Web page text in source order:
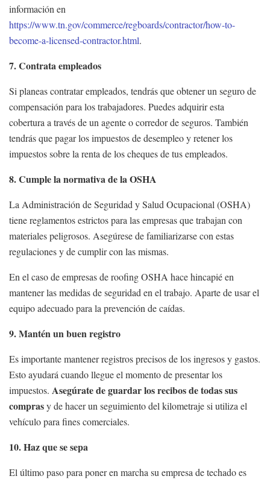
información en
https://www.tn.gov/commerce/regboards/contractor/how-to-
become-a-licensed-contractor.html.
7. Contrata empleados
Si planeas contratar empleados, tendrás que obtener un seguro de
compensación para los trabajadores. Puedes adquirir esta
cobertura a través de un agente o corredor de seguros. También
tendrás que pagar los impuestos de desempleo y retener los
impuestos sobre la renta de los cheques de tus empleados.
8. Cumple la normativa de la OSHA
La Administración de Seguridad y Salud Ocupacional (OSHA)
tiene reglamentos estrictos para las empresas que trabajan con
materiales peligrosos. Asegúrese de familiarizarse con estas
regulaciones y de cumplir con las mismas.
En el caso de empresas de roofing OSHA hace hincapié en
mantener las medidas de seguridad en el trabajo. Aparte de usar el
equipo adecuado para la prevención de caídas.
9. Mantén un buen registro
Es importante mantener registros precisos de los ingresos y gastos.
Esto ayudará cuando llegue el momento de presentar los
impuestos. Asegúrate de guardar los recibos de todas sus
comprasy de hacer un seguimiento del kilometraje si utiliza el
vehículo para fines comerciales.
10. Haz que se sepa
El último paso para poner en marcha su empresa de techado es